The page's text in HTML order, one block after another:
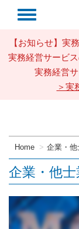
【お知らせ】実
実務経営サービ
実務経営
＞実
Home 企業・他
企業・他